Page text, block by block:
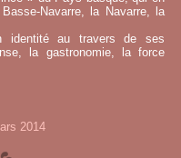
Navarre, la Navarre, la
identité au travers de ses
la gastronomie, la force
2014